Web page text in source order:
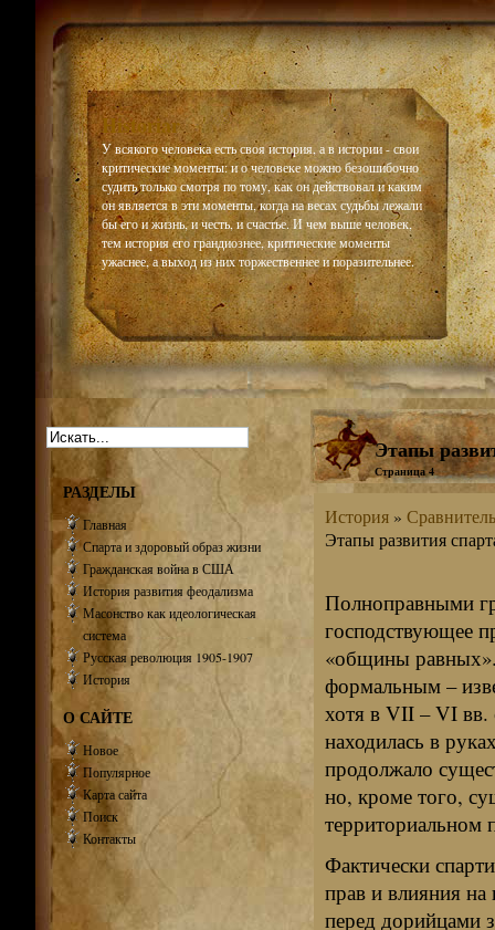
Historiar
У всякого человека есть своя история, а в истории - свои
критические моменты: и о человеке можно безошибочно
судить только смотря по тому, как он действовал и каким
он является в эти моменты, когда на весах судьбы лежали
бы его и жизнь, и честь, и счастье. И чем выше человек,
тем история его грандиознее, критические моменты
ужаснее, а выход из них торжественнее и поразительнее.
Этапы
Страница 4
История»
Этапы развития
Полноправными
господствующее
«общины равных».
формальным –
хотя в VII – VI вв.
находилась в
продолжало
но, кроме того,
территориальном
Фактически
прав и влияния на
перед дорийцами
РАЗДЕЛЫ
Главная
Спарта и здоровый образ жизни
Гражданская война в США
История развития феодализма
Масонство как идеологическая
система
Русская революция 1905-1907
История
О САЙТЕ
Новое
Популярное
Карта сайта
Поиск
Контакты